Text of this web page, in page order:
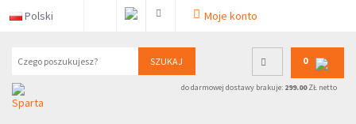
Polski Moje konto
SZUKAJ 0
do darmowej dostawy brakuje: 299.00ZŁ netto